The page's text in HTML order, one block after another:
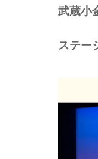
武蔵小
ステー